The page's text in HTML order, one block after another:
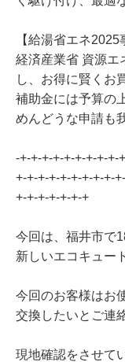
【給湯省エネ
経済産業省 資源エ
し、お得に賢くお
補助金には予算の
めんどうな申請も
-+-+-+-+-+-+-+-+-+-
+-+-+-+-+-+-+-+-+-
+-+-+-+-+-+-+
今回は、福井市で
新しいエコキュー
今回のお客様はお
交換したいとご連
現地確認をさせて